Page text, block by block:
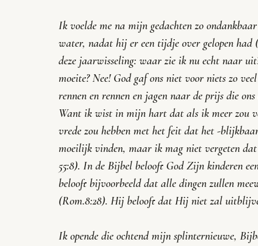
Ik voelde me na mijn gedachten zo
water, nadat hij er een tijdje over gelopen had
deze jaarwisseling: waar zie ik nu echt naar
moeite? Nee! God gaf ons niet voor niets zo
rennen en rennen en jagen naar de prijs die
Want ik wist in mijn hart dat als ik meer zou
vrede zou hebben met het feit dat het -
moeilijk vinden, maar ik mag niet vergeten dat
55:8). In de Bijbel belooft God Zijn kinderen
belooft bijvoorbeeld dat alle dingen zullen
(Rom.8:28). Hij belooft dat Hij niet zal
Ik opende die ochtend mijn splinternieuwe,